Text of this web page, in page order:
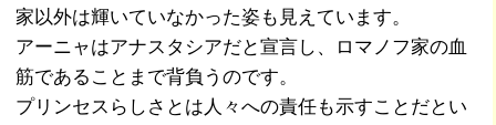
家以外は輝いていなかった姿も見えています。
アーニャはアナスタシアだと宣言し、ロマノフ家の血
筋であることまで背負うのです。
プリンセスらしさとは人々への責任も示すことだとい